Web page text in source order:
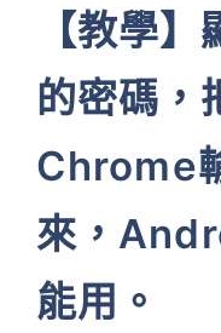
【教學
的密碼，
Chrome
來，
能用。